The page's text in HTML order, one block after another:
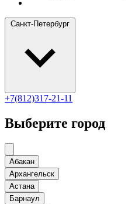
Санкт-Петербург
+7(812)317-21-11
Выберите город
Абакан
Архангельск
Астана
Барнаул